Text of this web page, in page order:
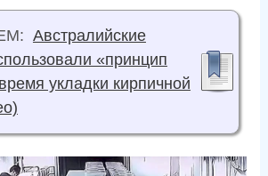
Австралийские
«принцип
укладки кирпичной